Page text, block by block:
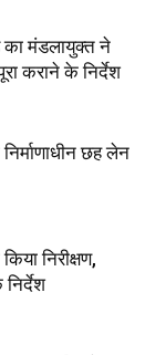
का मंडलायुक्त ने
कराने के निर्देश
छह लेन
निरीक्षण,
निर्देश